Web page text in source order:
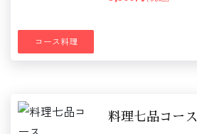
コース料理
料理七品コース